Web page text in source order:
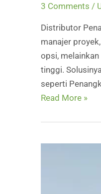
3 Comments /
Distributor
manajer
opsi,
tinggi.
seperti
DISTRIBUTOR
PETIR
Read More »